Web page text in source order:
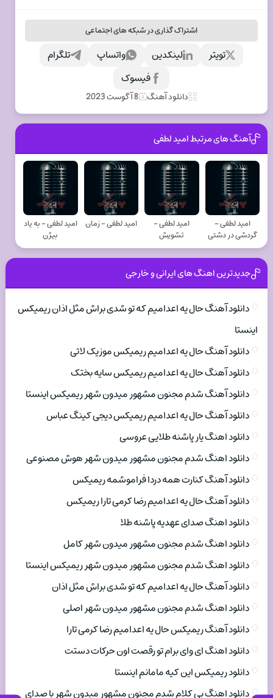
اشتراک گذاری در شبکه های اجتماعی
تلگرام واتساپ لینکدین
تویتر
فیسوک
دانلود آهنگ 8 آگوست 2023
آهنگ های مرتبط امید لطفی
امید لطفی -
گردشی در دشتی
امید لطفی -
تشویش
امید لطفی - زمان
امید لطفی - به یاد
بیژن
جدیدترین اهنگ های ایرانی و خارجی
دانلود آهنگ حال یه اعدامیم که تو شدی براش مثل اذان ریمیکس
اینستا
دانلود آهنگ حال یه اعدامیم ریمیکس موزیک لاتی
دانلود آهنگ حال یه اعدامیم ریمیکس سایه بختک
دانلود آهنگ شدم مجنون مشهور میدون شهر ریمیکس اینستا
دانلود آهنگ حال یه اعدامیم ریمیکس دیجی کینگ عباس
دانلود اهنگ یار پاشنه طلایی عروسی
دانلود اهنگ شدم مجنون مشهور میدون شهر هوش مصنوعی
دانلود آهنگ کنارت همه دردا فراموشمه ریمیکس
دانلود آهنگ حال یه اعدامیم رضا کرمی تارا ریمیکس
دانلود اهنگ صدای عهدیه پاشنه طلا
دانلود اهنگ شدم مجنون مشهور میدون شهر کامل
دانلود اهنگ شدم مجنون مشهور میدون شهر ریمیکس اینستا
دانلود آهنگ حال یه اعدامیم که تو شدی براش مثل اذان
دانلود اهنگ شدم مجنون مشهور میدون شهر اصلی
دانلود آهنگ ریمیکس حال یه اعدامیم رضا کرمی تارا
دانلود اهنگ ای وای برام تو رقصت اون حرکات دستت
دانلود ریمیکس این کیه مامانم اینستا
دانلود اهنگ بی کلام شدم مجنون مشهور میدون شهر با صدای